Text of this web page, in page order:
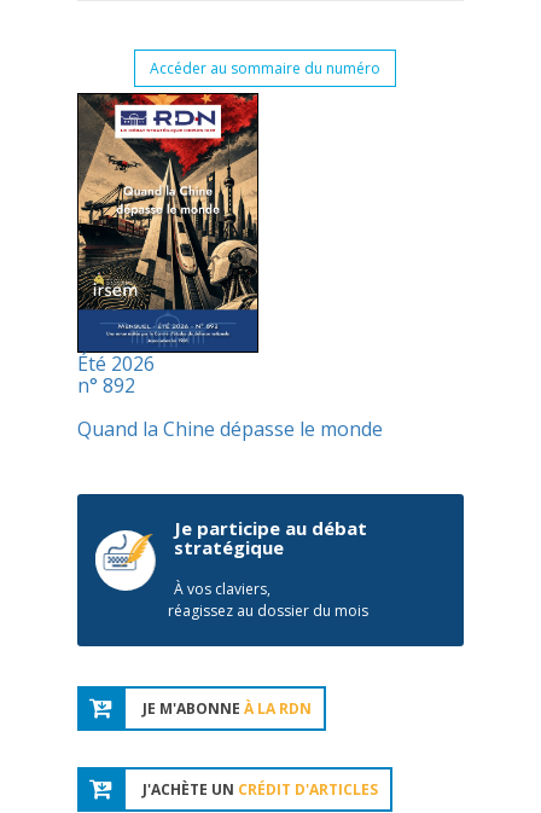
Accéder au sommaire du numéro
Été 2026
n° 892
Quand la Chine dépasse le monde
Je participe au débat
stratégique
À vos claviers,
réagissez au dossier du mois
JE M'ABONNE À LA RDN
J'ACHÈTE UN CRÉDIT D'ARTICLES